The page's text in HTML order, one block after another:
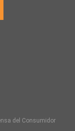
del Consumidor